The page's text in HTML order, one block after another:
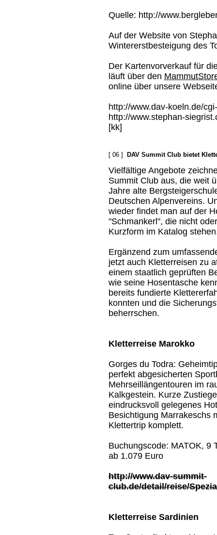
Quelle: http://
Auf der Website von
Wintererstbesteigung des
Der Kartenvorverkauf für
läuft über den
online über unsere
http://www.dav-koeln.de/
http://www.stephan-
[kk]
[ 06 ] DAV Summit Club bietet
Vielfältige Angebote
Summit Club aus, die weit
Jahre alte
Deutschen Alpenvereins.
wieder findet man auf der
"Schmankerl", die nicht
Kurzform im Katalog
Ergänzend zum
jetzt auch Kletterreisen zu
einem staatlich geprüften
wie seine Hosentasche
bereits fundierte
konnten und die
beherrschen.
Kletterreise Marokko
Gorges du Todra:
perfekt abgesicherten
Mehrseillängentouren im
Kalkgestein. Kurze
eindrucksvoll gelegenes
Besichtigung Marrakeschs
Klettertrip komplett.
Buchungscode: MATOK, 9
ab 1.079 Euro
http://www.dav-summit-
club.de/detail/reise/
Kletterreise Sardinien